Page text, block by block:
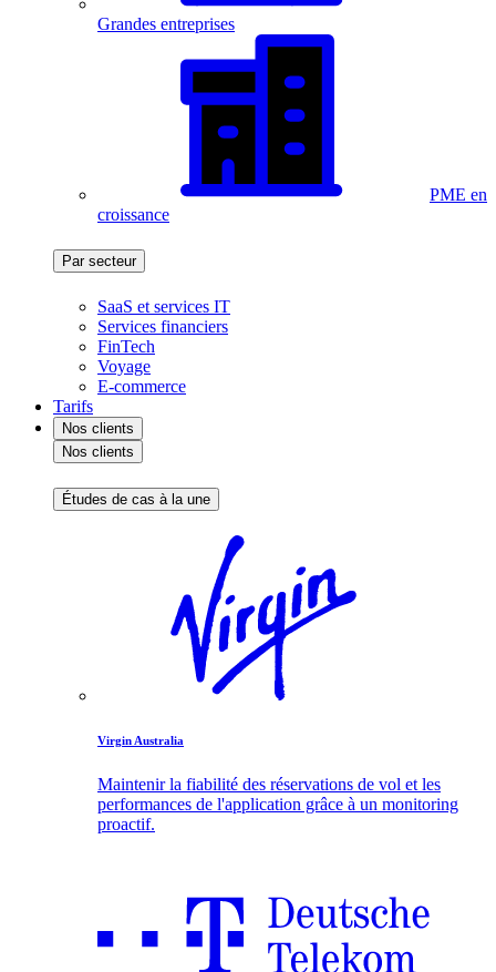
Grandes entreprises
PME en
croissance
Par secteur
SaaS et services IT
Services financiers
FinTech
Voyage
E-commerce
Tarifs
Nos clients
Nos clients
Études de cas à la une
Virgin Australia
Maintenir la fiabilité des réservations de vol et les
performances de l'application grâce à un monitoring
proactif.